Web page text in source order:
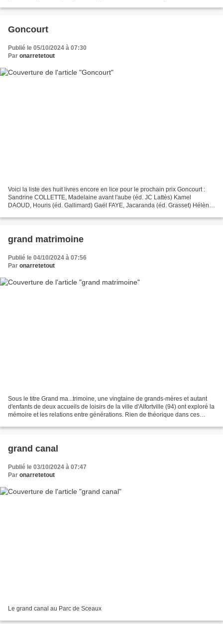
Goncourt
Publié le 05/10/2024 à 07:30
Par onarretetout
Voici la liste des huit livres encore en lice pour le prochain prix Goncourt :
Sandrine COLLETTE, Madelaine avant l'aube (éd. JC Lattès) Kamel
DAOUD, Houris (éd. Gallimard) Gaël FAYE, Jacaranda (éd. Grasset) Hélène
grand matrimoine
Publié le 04/10/2024 à 07:56
Par onarretetout
Sous le titre Grand ma...trimoine, une vingtaine de grands-mères et autant
d'enfants de deux accueils de loisirs de la ville d'Alfortville (94) ont exploré la
mémoire et les relations entre générations. Rien de théorique dans ces
grand canal
Publié le 03/10/2024 à 07:47
Par onarretetout
Le grand canal au Parc de Sceaux